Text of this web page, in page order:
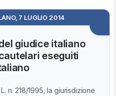
7 LUGLIO 2014
giudice italiano
eseguiti
n. 218/1995, la giurisdizione